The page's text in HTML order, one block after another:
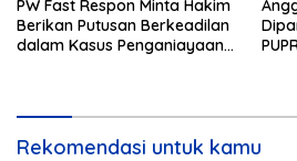
PW Fast Respon Minta Hakim
Berikan Putusan Berkeadilan
dalam Kasus Penganiayaan
Rekomendasi untuk kamu